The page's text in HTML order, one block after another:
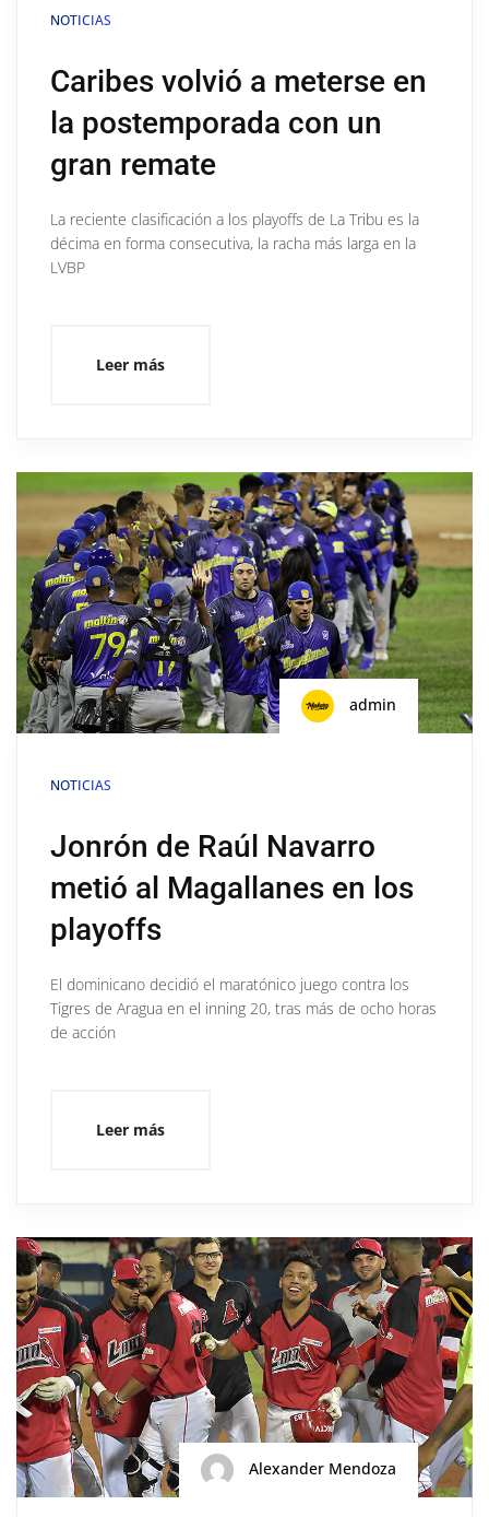
NOTICIAS
Caribes volvió a meterse en
la postemporada con un
gran remate
La reciente clasificación a los playoffs de La Tribu es la
décima en forma consecutiva, la racha más larga en la
LVBP
Leer más
admin
NOTICIAS
Jonrón de Raúl Navarro
metió al Magallanes en los
playoffs
El dominicano decidió el maratónico juego contra los
Tigres de Aragua en el inning 20, tras más de ocho horas
de acción
Leer más
Alexander Mendoza